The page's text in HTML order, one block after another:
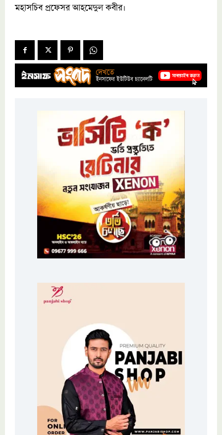
মহাসচিব প্রফেসর আহমেদুল কবীর।